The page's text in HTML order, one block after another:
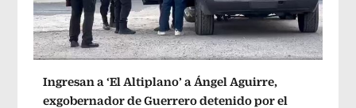
Ingresan a ‘El Altiplano’ a Ángel Aguirre,
exgobernador de Guerrero detenido por el